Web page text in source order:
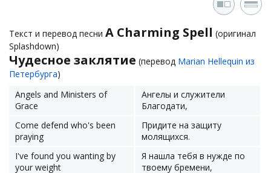
Текст и перевод песни A Charming Spell (оригинал
Splashdown)
Чудесное заклятие (перевод Marian Hellequin из
Петербурга)
Angels and Ministers of
Grace
Ангелы и служители
Благодати,
Come defend who's been
praying
Придите на защиту
молящихся.
I've found you wanting by
your weight
Я нашла тебя в нужде по
твоему бремени,